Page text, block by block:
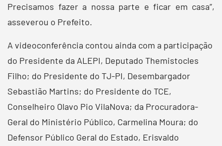
Precisamos fazer a nossa parte e ficar em casa”,
asseverou o Prefeito.
A videoconferência contou ainda com a participação
do Presidente da ALEPI, Deputado Themistocles
Filho; do Presidente do TJ-PI, Desembargador
Sebastião Martins; do Presidente do TCE,
Conselheiro Olavo Pio VilaNova; da Procuradora-
Geral do Ministério Público, Carmelina Moura; do
Defensor Público Geral do Estado, Erisvaldo